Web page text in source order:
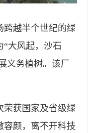
越半个世纪的绿
大风起，沙石
义务植树。该厂
获国家及省级绿
容颜，离不开科技